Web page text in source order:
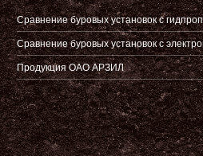
Сравнение буровых установок с
Сравнение буровых установок с
Продукция ОАО АРЗИЛ